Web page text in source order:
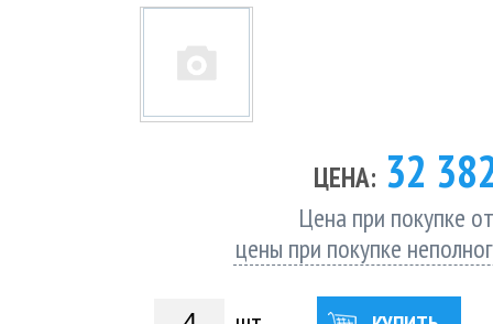
ЦЕНА: 32
Цена при покупке
цены при покупке